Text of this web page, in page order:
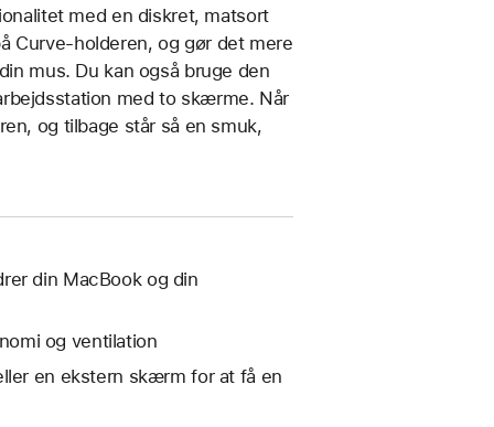
med en diskret, matsort
Curve-holderen, og gør det mere
mus. Du kan også bruge den
med to skærme. Når
og tilbage står så en smuk,
din MacBook og din
og ventilation
en ekstern skærm for at få en